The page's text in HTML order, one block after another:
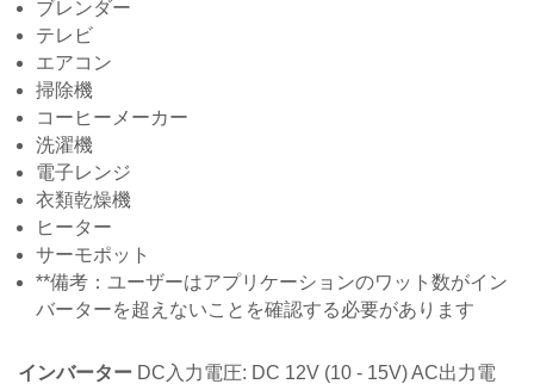
ブレンダー
テレビ
エアコン
掃除機
コーヒーメーカー
洗濯機
電子レンジ
衣類乾燥機
ヒーター
サーモポット
**備考：ユーザーはアプリケーションのワット数がイン
バーターを超えないことを確認する必要があります
インバーター DC入力電圧: DC 12V (10 - 15V) AC出力電